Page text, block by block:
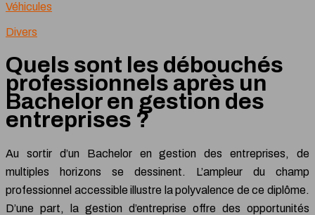
Véhicules
Divers
Quels sont les débouchés
professionnels après un
Bachelor en gestion des
entreprises ?
Au sortir d’un Bachelor en gestion des entreprises, de
multiples horizons se dessinent. L’ampleur du champ
professionnel accessible illustre la polyvalence de ce diplôme.
D’une part, la gestion d’entreprise offre des opportunités